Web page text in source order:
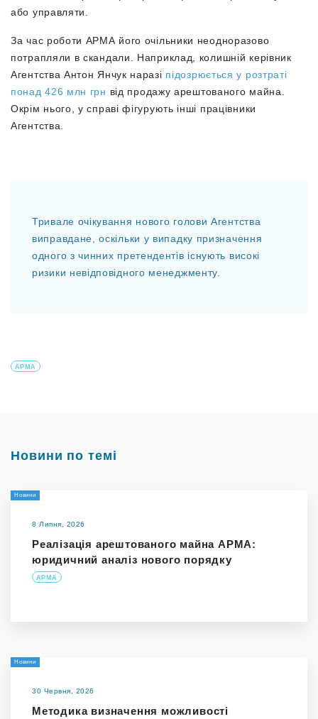
або управляти.
За час роботи АРМА його очільники неодноразово
потрапляли в скандали. Наприклад, колишній керівник
Агентства Антон Янчук наразі підозрюється у розтраті
понад 426 млн грн від продажу арештованого майна.
Окрім нього, у справі фігурують інші працівники
Агентства.
Тривале очікування нового голови Агентства
виправдане, оскільки у випадку призначення
одного з чинних претендентів існують високі
ризики невідповідного менеджменту.
АРМА
Новини по темі
Новини
8 Липня, 2026
Реалізація арештованого майна АРМА:
юридичний аналіз нового порядку
АРМА
Новини
30 Червня, 2026
Методика визначення можливості